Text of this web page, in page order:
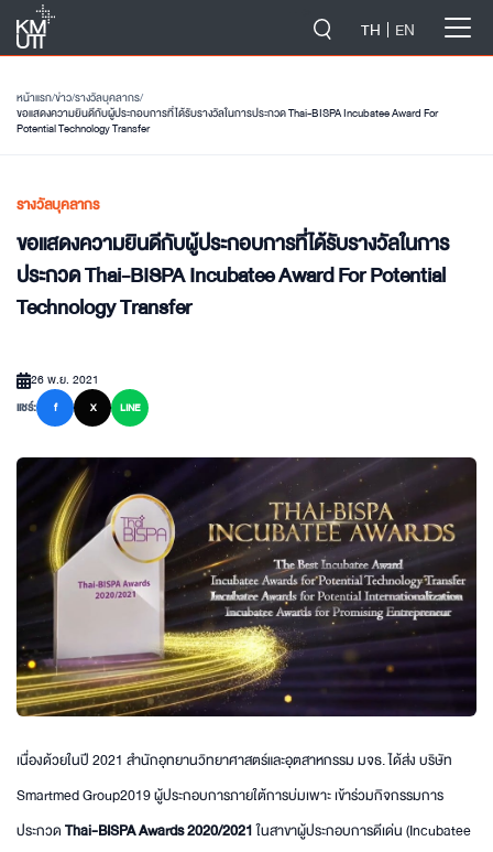
TH EN
หน้าแรก/ข่าว/รางวัลบุคลากร/
ขอแสดงความยินดีกับผู้ประกอบการที่ได้รับรางวัลในการประกวด Thai-BISPA Incubatee Award For
Potential Technology Transfer
รางวัลบุคลากร
ขอแสดงความยินดีกับผู้ประกอบการที่ได้รับรางวัลในการ
ประกวด Thai-BISPA Incubatee Award For Potential
Technology Transfer
26 พ.ย. 2021
แชร์:
f X LINE
เนื่องด้วยในปี 2021 สำนักอุทยานวิทยาศาสตร์และอุตสาหกรรม มจธ. ได้ส่ง บริษัท
Smartmed Group2019 ผู้ประกอบการภายใต้การบ่มเพาะ เข้าร่วมกิจกรรมการ
ประกวดThai-BISPA Awards 2020/2021ในสาขาผู้ประกอบการดีเด่น (Incubatee